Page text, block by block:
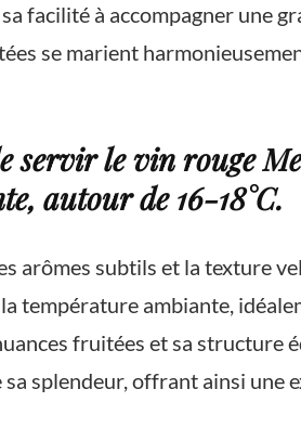
facilité à accompagner une
se marient
servir le vin rouge
autour de 16-18°C.
arômes subtils et la texture
température ambiante,
fruitées et sa
splendeur, offrant ainsi une